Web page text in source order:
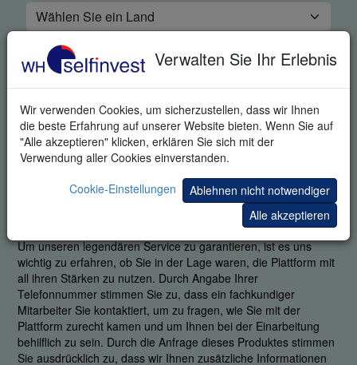
Verwalten Sie Ihr Erlebnis
Wir verwenden Cookies, um sicherzustellen, dass wir Ihnen
die beste Erfahrung auf unserer Website bieten. Wenn Sie auf
"Alle akzeptieren" klicken, erklären Sie sich mit der
Verwendung aller Cookies einverstanden.
Cookie-Einstellungen
Ablehnen nicht notwendiger
Alle akzeptieren
Um unseren legendären Service zu garantieren, ist es uns
wichtig zu erfahren, ob Sie in der Lage waren, die Plattform mit
all ihren Stärken zu nutzen. Durch Angabe Ihrer
Telefonnummer stimmen Sie zu, dass ein fachkundiger
Mitarbeiter Sie kontaktiert, um zu fragen, wie Sie mit der
Plattform zurecht kamen und um Ihnen bei der Einarbeitung
behilflich zu sein. Durch die Anfrage dieses Produktes stimmen
Sie ausdrücklich zu, dass wir Ihnen zusätzliche Informationen